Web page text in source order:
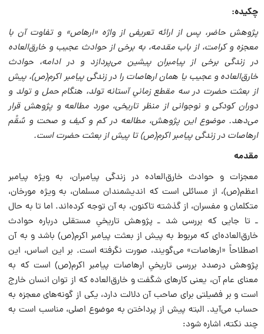
چکیده:
پژوهش حاضر، پس از ارائه تعریفی از واژه «ارهاص» و تفاوت آن با
معجزه و کرامت، از باب مقدمه، به برخی از حوادث عجیب و خارق‌العاده
در زندگی برخی از پیامبران پیشین می‌پردازد و در ادامه، حوادث
خارق‌العاده و عجیب یا همان ارهاصات را در زندگی پیامبر اکرم‌(ص)، پیش
از بعثت حضرت در سه مقطع زمانیِ آستانه تولد، هنگام حمل و تولد و
دوران کودکی و نوجوانی از منظر تاریخی، مورد مطالعه و پژوهش قرار
می‌دهد. موضوع این پژوهش، مطالعه در کم و کیف و صحت و سُقْم
ارهاصات در زندگی پیامبر اکرم‌(ص) تا پیش از بعثت حضرت است.
مقدمه
معجزات و حوادث خارق‌العاده در زندگی پیامبران، به ویژه پیامبر
اعظم(ص)، از مسائلی است که اندیشمندان مسلمان، به ویژه مورخان،
متکلمان و مفسران، از گذشته تاکنون، به آن توجه کرده‌اند. اما تا به حال
ـ تا جایی که بررسی شد ـ پژوهش تاریخیِ مستقلی درباره حوادث
خارق‌العاده‌ای که مربوط به پیش از بعثت پیامبر اکرم‌(ص) باشد و به آن
اصطلاحاً «ارهاصات» می‌گویند، صورت نگرفته است. بر این اساس، این
پژوهش درصدد بررسی تاریخیِ ارهاصات پیامبر اکرم‌(ص) است که به
معنای عام آن، یعنی ‌کارهای شگفت و خارق‌العاده که از توان انسان خارج
است و بر فضیلتی برای صاحب آن دلالت دارد، یکی از گونه‌های معجزه به
حساب می‌آید. البته پیش از پرداختن به موضوع اصلی، منا‌سب است به
چند نکته، اشاره شود: